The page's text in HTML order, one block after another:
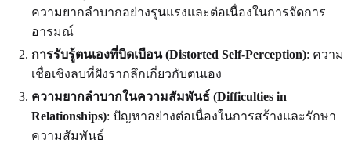
ความยากลำบากอย่างรุนแรงและต่อเนื่องในการจัดการ
อารมณ์
การรับรู้ตนเองที่บิดเบือน (Distorted Self-Perception): ความ
เชื่อเชิงลบที่ฝังรากลึกเกี่ยวกับตนเอง
ความยากลำบากในความสัมพันธ์ (Difficulties in
Relationships): ปัญหาอย่างต่อเนื่องในการสร้างและรักษา
ความสัมพันธ์